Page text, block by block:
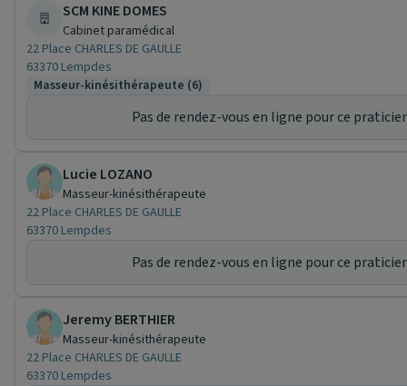
SCM KINE DOMES
Cabinet paramédical
22 Place CHARLES DE GAULLE
63370 Lempdes
Masseur-kinésithérapeute (6)
Pas de rendez-vous en ligne pour ce
Lucie LOZANO
Masseur-kinésithérapeute
22 Place CHARLES DE GAULLE
63370 Lempdes
Pas de rendez-vous en ligne pour ce
Jeremy BERTHIER
Masseur-kinésithérapeute
22 Place CHARLES DE GAULLE
63370 Lempdes